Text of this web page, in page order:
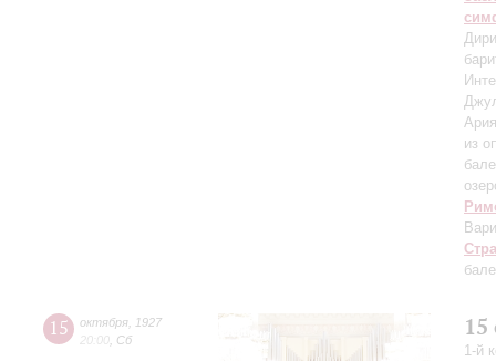
из
15 октября
1927
20:00 Сб 15
1-й